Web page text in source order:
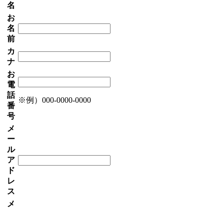
名
お
名
前
カ
ナ
お
電
話
番
号
※例）000-0000-0000
メ
ー
ル
ア
ド
レ
ス
メ